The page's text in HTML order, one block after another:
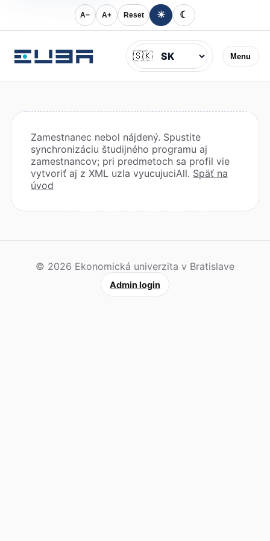
A− A+ Reset ☀ ☾
Menu
Jazyk
🇸🇰
Zamestnanec nebol nájdený. Spustite
synchronizáciu študijného programu aj
zamestnancov; pri predmetoch sa profil vie
vytvoriť aj z XML uzla vyucujuciAll. Späť na
úvod
© 2026 Ekonomická univerzita v Bratislave
Admin login